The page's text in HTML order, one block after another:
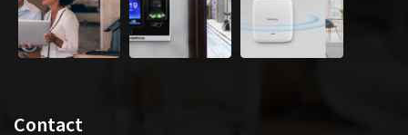
Contact